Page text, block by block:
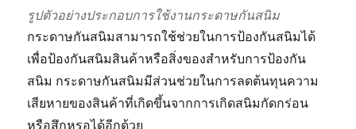
รูปตัวอย่างประกอบการใช้งานกระดาษกันสนิม
กระดาษกันสนิมสามารถใช้ช่วยในการป้องกันสนิมได้
เพื่อป้องกันสนิมสินค้าหรือสิ่งของสำหรับการป้องกัน
สนิม กระดาษกันสนิมมีส่วนช่วยในการลดต้นทุนความ
เสียหายของสินค้าที่เกิดขึ้นจากการเกิดสนิมกัดกร่อน
หรือสึกหรอได้อีกด้วย